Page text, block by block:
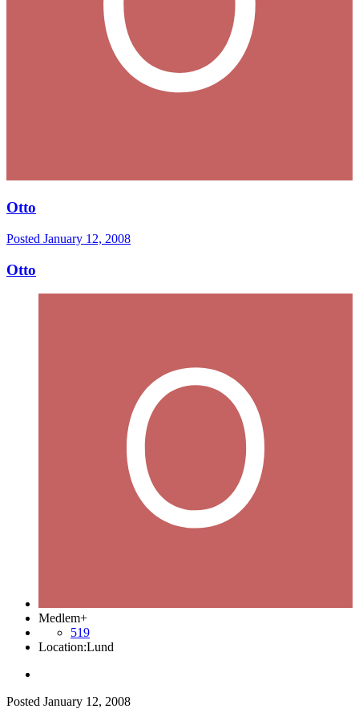
Otto
Posted January 12, 2008
Otto
Medlem+
519
Location:Lund
Posted January 12, 2008